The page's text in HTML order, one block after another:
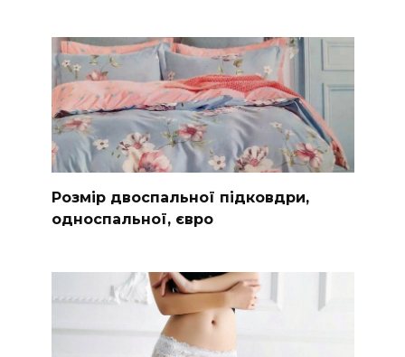
Розмір двоспальної підковдри,
односпальної, євро